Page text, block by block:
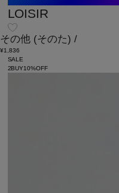
LOISIR
その他 (そのた) /
¥1,836
SALE
2BUY10%OFF